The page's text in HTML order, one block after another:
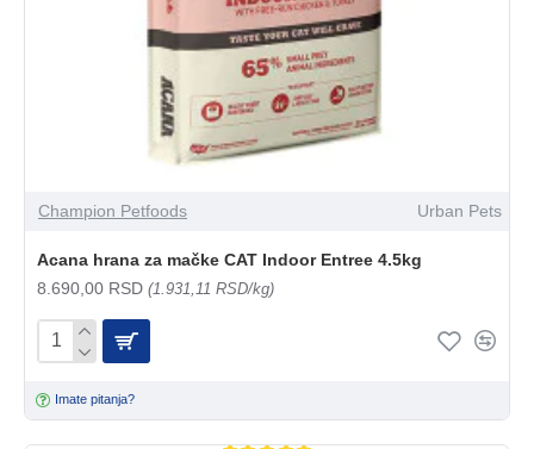
Champion Petfoods Urban Pets
Acana hrana za mačke CAT Indoor Entree 4.5kg
8.690,00 RSD (1.931,11 RSD/kg)
Imate pitanja?